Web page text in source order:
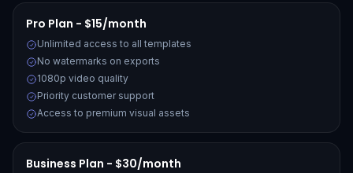
Pro Plan - $15/month
Unlimited access to all templates
No watermarks on exports
1080p video quality
Priority customer support
Access to premium visual assets
Business Plan - $30/month